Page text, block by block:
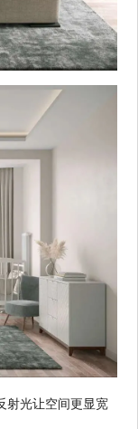
射光让空间更显宽